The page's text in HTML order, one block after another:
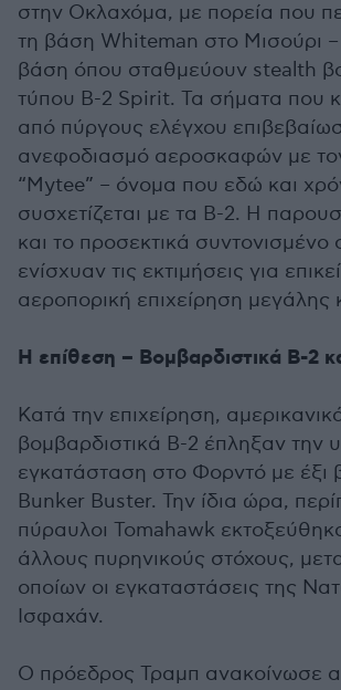
στην Οκλαχόμα, με πορεία που
τη βάση Whiteman στο Μισούρι –
βάση όπου σταθμεύουν stealth
τύπου B-2 Spirit. Τα σήματα που
από πύργους ελέγχου
ανεφοδιασμό αεροσκαφών με
“Mytee” – όνομα που εδώ και
συσχετίζεται με τα B-2. Η
και το προσεκτικά συντονισμένο
ενίσχυαν τις εκτιμήσεις για
αεροπορική επιχείρηση μεγάλης
Η επίθεση – Βομβαρδιστικά B-2
Κατά την επιχείρηση,
βομβαρδιστικά B-2 έπληξαν την
εγκατάσταση στο Φορντό με έξι
Bunker Buster. Την ίδια ώρα,
πύραυλοι Tomahawk
άλλους πυρηνικούς στόχους,
οποίων οι εγκαταστάσεις της
Ισφαχάν.
Ο πρόεδρος Τραμπ ανακοίνωσε